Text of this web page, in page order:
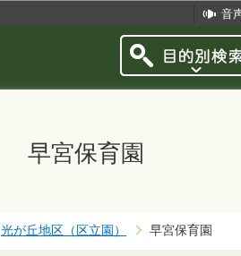
音
早宮保育園
光が丘地区（区立園） 早宮保育園